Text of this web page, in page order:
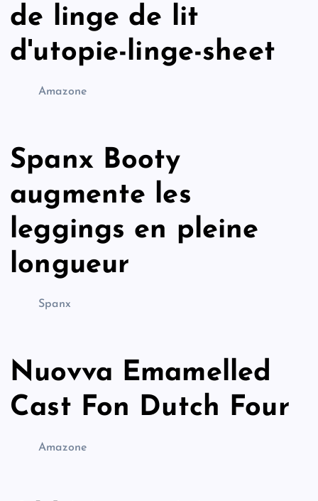
de linge de lit
d'utopie-linge-sheet
Amazone
Spanx Booty
augmente les
leggings en pleine
longueur
Spanx
Nuovva Emamelled
Cast Fon Dutch Four
Amazone